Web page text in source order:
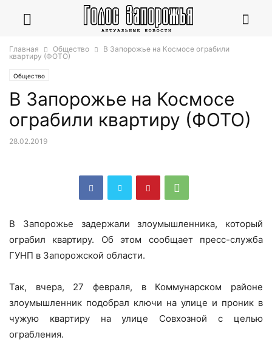
Главная Общество
В Запорожье на Космосе ограбили
квартиру (ФОТО)
Общество
В Запорожье на Космосе
ограбили квартиру (ФОТО)
28.02.2019
В Запорожье задержали злоумышленника, который
ограбил квартиру. Об этом сообщает пресс-служба
ГУНП в Запорожской области.
Так, вчера, 27 февраля, в Коммунарском районе
злоумышленник подобрал ключи на улице и проник в
чужую квартиру на улице Совхозной с целью
ограбления.